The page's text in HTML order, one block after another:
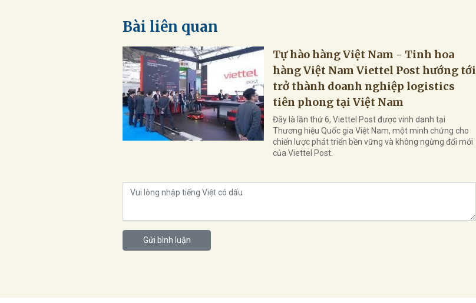
Bài liên quan
Tự hào hàng Việt Nam - Tinh hoa
hàng Việt Nam Viettel Post hướng tới
trở thành doanh nghiệp logistics
tiên phong tại Việt Nam
Đây là lần thứ 6, Viettel Post được vinh danh tại
Thương hiệu Quốc gia Việt Nam, một minh chứng cho
chiến lược phát triển bền vững và không ngừng đổi mới
của Viettel Post.
Gửi bình luận